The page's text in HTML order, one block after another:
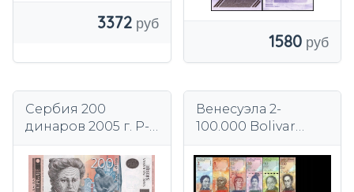
3372
1580
Сербия 200
динаров 2005 г. P-
Венесуэла 2-
100.000 Bolivar
винтажей 21 шт
UNC